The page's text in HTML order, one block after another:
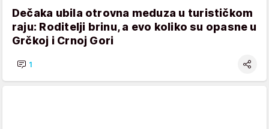
Dečaka ubila otrovna meduza u turističkom
raju: Roditelji brinu, a evo koliko su opasne u
Grčkoj i Crnoj Gori
1